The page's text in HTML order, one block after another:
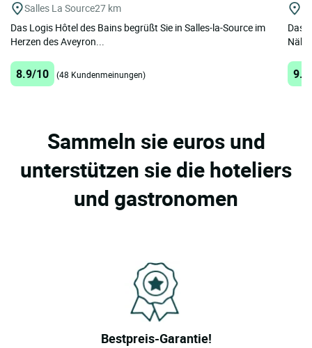
Salles La Source27 km
Das Logis Hôtel des Bains begrüßt Sie in Salles-la-Source im
Herzen des Aveyron...
8.9/10 (48 Kundenmeinungen)
Das
Sammeln sie euros und
unterstützen sie die hoteliers
und gastronomen
Bestpreis-Garantie!